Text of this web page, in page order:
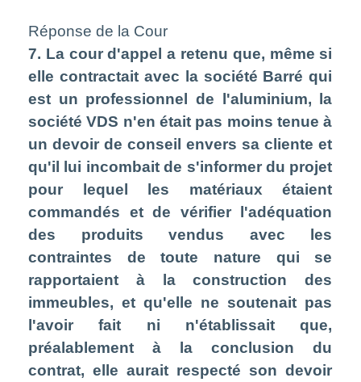
Réponse de la Cour
7. La cour d'appel a retenu que, même si
elle contractait avec la société Barré qui
est un professionnel de l'aluminium, la
société VDS n'en était pas moins tenue à
un devoir de conseil envers sa cliente et
qu'il lui incombait de s'informer du projet
pour lequel les matériaux étaient
commandés et de vérifier l'adéquation
des produits vendus avec les
contraintes de toute nature qui se
rapportaient à la construction des
immeubles, et qu'elle ne soutenait pas
l'avoir fait ni n'établissait que,
préalablement à la conclusion du
contrat, elle aurait respecté son devoir